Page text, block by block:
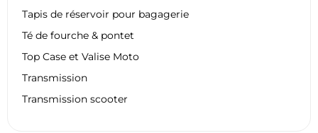
Tapis de réservoir pour bagagerie
Té de fourche & pontet
Top Case et Valise Moto
Transmission
Transmission scooter